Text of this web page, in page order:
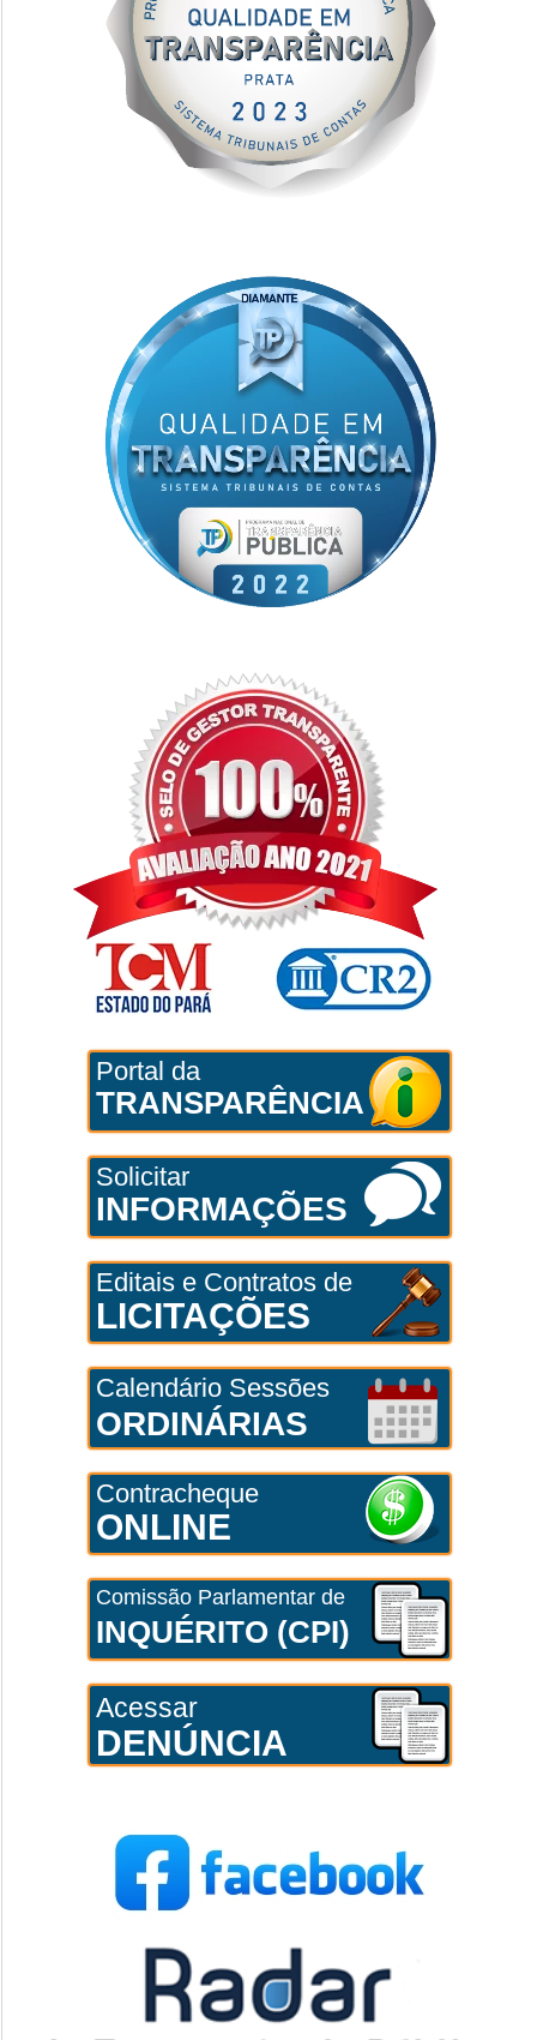
Portal da
TRANSPARÊNCIA
Solicitar
INFORMAÇÕES
Editais e Contratos de
LICITAÇÕES
Calendário Sessões
ORDINÁRIAS
Contracheque
ONLINE
Comissão Parlamentar de
INQUÉRITO (CPI)
Acessar
DENÚNCIA